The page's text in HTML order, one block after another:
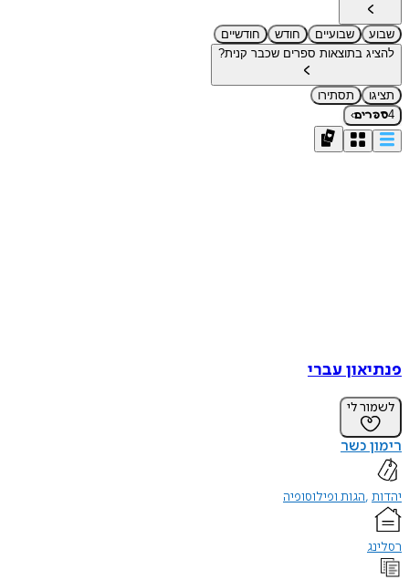
שבוע שבועיים חודש
חודשיים
להציג בתוצאות ספרים שכבר קנית?
תציגו
תסתירו
4ספרים›
פנתיאון עברי
לשמור לי
רימון כשר
יהדות הגות ופילוסופיה
רסלינג